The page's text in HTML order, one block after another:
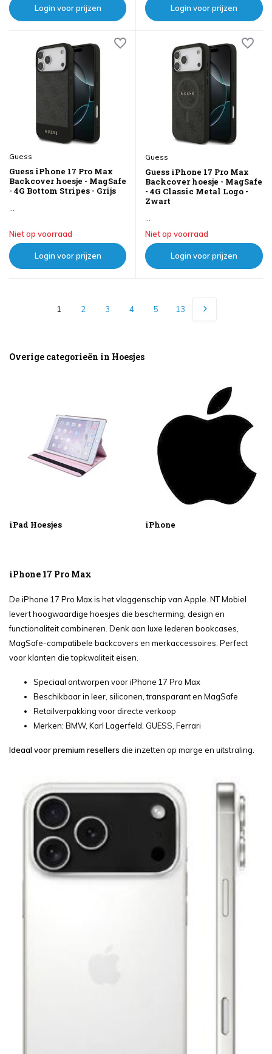
Login voor prijzen Login voor prijzen
Guess
Guess iPhone 17 Pro Max
Backcover hoesje - MagSafe
- 4G Bottom Stripes - Grijs
...
Niet op voorraad
Login voor prijzen
Guess
Guess iPhone 17 Pro Max
Backcover hoesje - MagSafe
- 4G Classic Metal Logo -
Zwart
...
Niet op voorraad
Login voor prijzen
1 2 3 4 5 13
Overige categorieën in Hoesjes
iPad Hoesjes iPhone
iPhone 17 Pro Max
De iPhone 17 Pro Max is het vlaggenschip van Apple. NT Mobiel
levert hoogwaardige hoesjes die bescherming, design en
functionaliteit combineren. Denk aan luxe lederen bookcases,
MagSafe-compatibele backcovers en merkaccessoires. Perfect
voor klanten die topkwaliteit eisen.
Speciaal ontworpen voor iPhone 17 Pro Max
Beschikbaar in leer, siliconen, transparant en MagSafe
Retailverpakking voor directe verkoop
Merken: BMW, Karl Lagerfeld, GUESS, Ferrari
Ideaal voor premium resellers die inzetten op marge en uitstraling.